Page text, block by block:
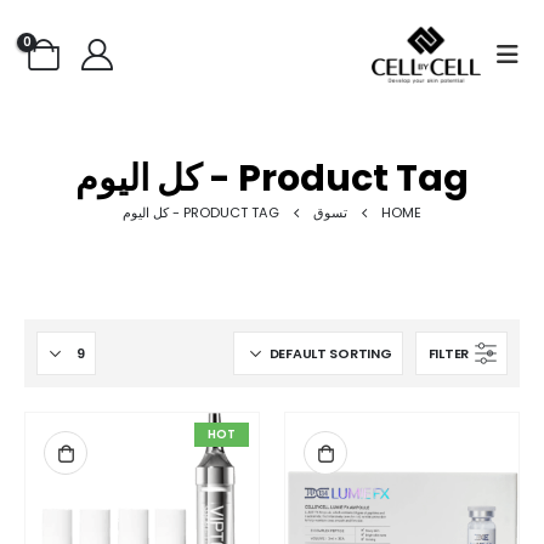
0
Product Tag - كل اليوم
HOME تسوق PRODUCT TAG - كل اليوم
FILTER
HOT